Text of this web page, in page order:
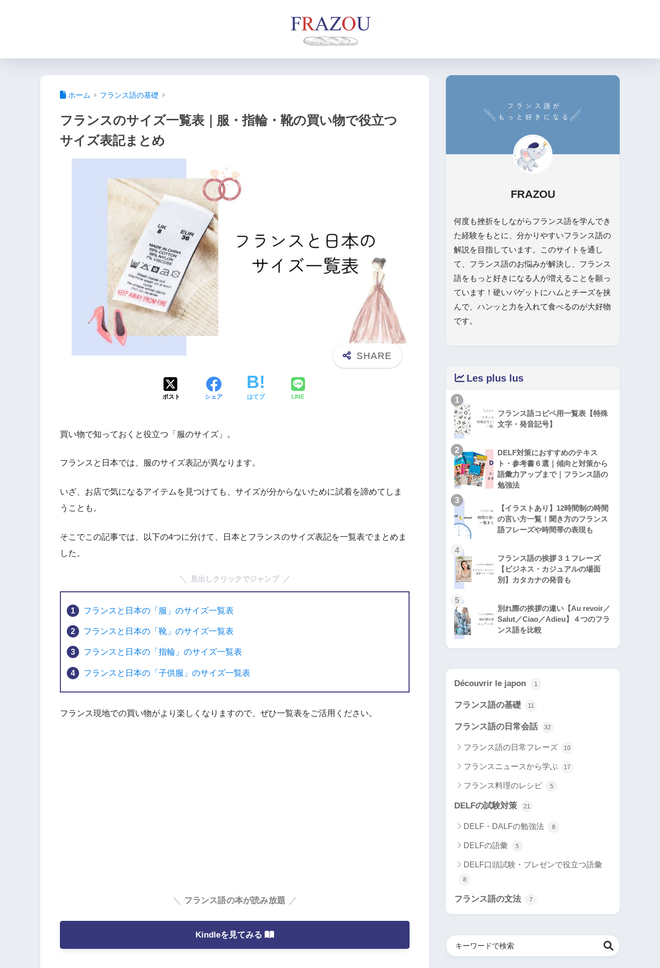
ホーム フランス語の基礎
フランスのサイズ一覧表｜服・指輪・靴の買い物で役立つ
サイズ表記まとめ
ポスト シェア はてブ LINE
買い物で知っておくと役立つ「服のサイズ」。
フランスと日本では、服のサイズ表記が異なります。
いざ、お店で気になるアイテムを見つけても、サイズが分からないために試着を諦めてしま
うことも。
そこでこの記事では、以下の4つに分けて、日本とフランスのサイズ表記を一覧表でまとめま
した。
見出しクリックでジャンプ
フランスと日本の「服」のサイズ一覧表
フランスと日本の「靴」のサイズ一覧表
フランスと日本の「指輪」のサイズ一覧表
フランスと日本の「子供服」のサイズ一覧表
フランス現地での買い物がより楽しくなりますので、ぜひ一覧表をご活用ください。
フランス語の本が読み放題
Kindleを見てみる
FRAZOU
何度も挫折をしながらフランス語を学んでき
た経験をもとに、分かりやすいフランス語の
解説を目指しています。このサイトを通し
て、フランス語のお悩みが解決し、フランス
語をもっと好きになる人が増えることを願っ
ています！硬いバゲットにハムとチーズを挟
んで、ハンッと力を入れて食べるのが大好物
です。
Les plus lus
1
フランス語コピペ用一覧表【特殊
文字・発音記号】
2
DELF対策におすすめのテキス
ト・参考書６選｜傾向と対策から
語彙力アップまで｜フランス語の
勉強法
3
【イラストあり】12時間制の時間
の言い方一覧！聞き方のフランス
語フレーズや時間帯の表現も
4
フランス語の挨拶３１フレーズ
【ビジネス・カジュアルの場面
別】カタカナの発音も
5
別れ際の挨拶の違い【Au revoir／
Salut／Ciao／Adieu】４つのフラ
ンス語を比較
Découvrir le japon 1
フランス語の基礎 11
フランス語の日常会話 32
フランス語の日常フレーズ 10
フランスニュースから学ぶ 17
フランス料理のレシピ 5
DELFの試験対策 21
DELF・DALFの勉強法 8
DELFの語彙 5
DELF口頭試験・プレゼンで役立つ語彙
8
フランス語の文法 7